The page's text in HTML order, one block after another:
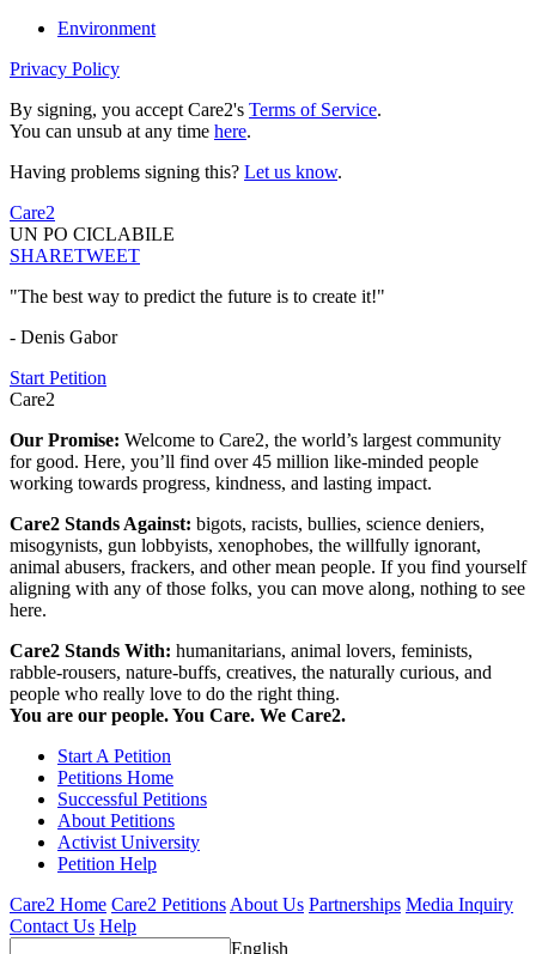
Environment
Privacy Policy
By signing, you accept Care2's Terms of Service.
You can unsub at any time here.
Having problems signing this? Let us know.
Care2
UN PO CICLABILE
SHARETWEET
"The best way to predict the future is to create it!"
- Denis Gabor
Start Petition
Care2
Our Promise: Welcome to Care2, the world’s largest community
for good. Here, you’ll find over 45 million like-minded people
working towards progress, kindness, and lasting impact.
Care2 Stands Against: bigots, racists, bullies, science deniers,
misogynists, gun lobbyists, xenophobes, the willfully ignorant,
animal abusers, frackers, and other mean people. If you find yourself
aligning with any of those folks, you can move along, nothing to see
here.
Care2 Stands With: humanitarians, animal lovers, feminists,
rabble-rousers, nature-buffs, creatives, the naturally curious, and
people who really love to do the right thing.
You are our people. You Care. We Care2.
Start A Petition
Petitions Home
Successful Petitions
About Petitions
Activist University
Petition Help
Care2 Home Care2 PetitionsAbout Us Partnerships Media Inquiry
Contact Us Help
English